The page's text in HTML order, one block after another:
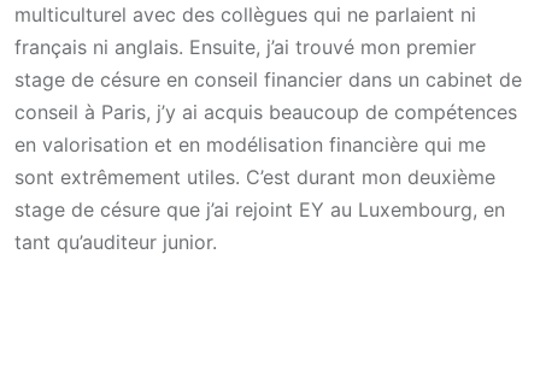
multiculturel avec des collègues qui ne parlaient ni
français ni anglais. Ensuite, j’ai trouvé mon premier
stage de césure en conseil financier dans un cabinet de
conseil à Paris, j’y ai acquis beaucoup de compétences
en valorisation et en modélisation financière qui me
sont extrêmement utiles. C’est durant mon deuxième
stage de césure que j’ai rejoint EY au Luxembourg, en
tant qu’auditeur junior.